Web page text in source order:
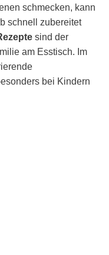
schmecken, kann
schnell zubereitet
sind der
am Esstisch. Im
bei Kindern